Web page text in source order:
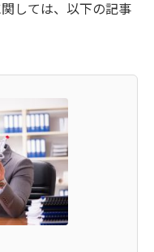
しては、以下の記事